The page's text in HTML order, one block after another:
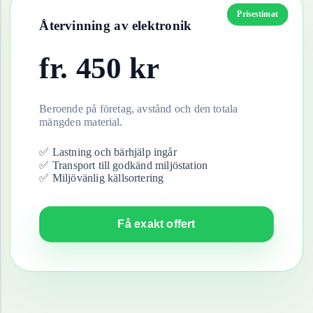
Prisestimat
Återvinning av elektronik
fr. 450 kr
Beroende på företag, avstånd och den totala
mängden material.
✅ Lastning och bärhjälp ingår
✅ Transport till godkänd miljöstation
✅ Miljövänlig källsortering
Få exakt offert